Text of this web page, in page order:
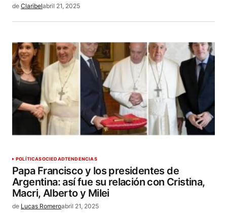
de Claribelabril 21, 2025
POLÍTICASOCIEDADTENDENCIAS
Papa Francisco y los presidentes de
Argentina: así fue su relación con Cristina,
Macri, Alberto y Milei
de Lucas Romeroabril 21, 2025